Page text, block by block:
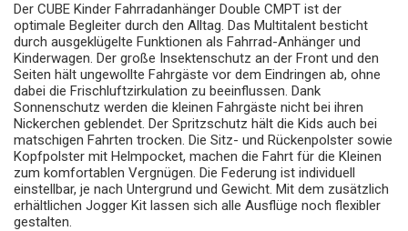
Der CUBE Kinder Fahrradanhänger Double CMPT ist der
optimale Begleiter durch den Alltag. Das Multitalent besticht
durch ausgeklügelte Funktionen als Fahrrad-Anhänger und
Kinderwagen. Der große Insektenschutz an der Front und den
Seiten hält ungewollte Fahrgäste vor dem Eindringen ab, ohne
dabei die Frischluftzirkulation zu beeinflussen. Dank
Sonnenschutz werden die kleinen Fahrgäste nicht bei ihren
Nickerchen geblendet. Der Spritzschutz hält die Kids auch bei
matschigen Fahrten trocken. Die Sitz- und Rückenpolster sowie
Kopfpolster mit Helmpocket, machen die Fahrt für die Kleinen
zum komfortablen Vergnügen. Die Federung ist individuell
einstellbar, je nach Untergrund und Gewicht. Mit dem zusätzlich
erhältlichen Jogger Kit lassen sich alle Ausflüge noch flexibler
gestalten.